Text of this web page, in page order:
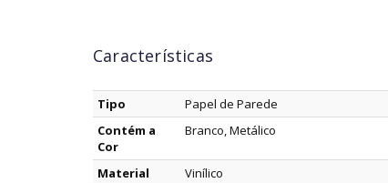
Características
Tipo
Papel de Parede
Contém a
Cor
Branco, Metálico
Material
Vinílico